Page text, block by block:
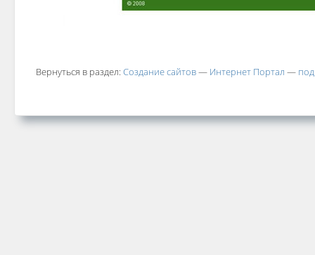
Вернуться в раздел: Создание сайтов— Интернет Портал —